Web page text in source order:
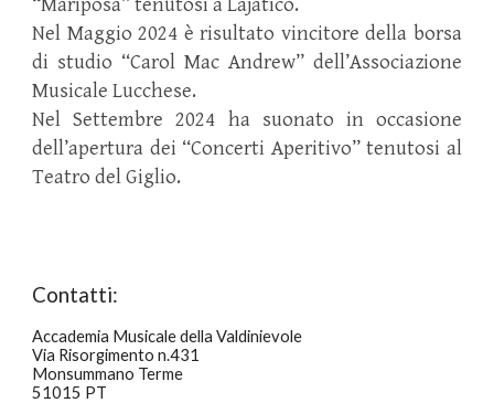
“Mariposa” tenutosi a Lajatico.
Nel Maggio 2024 è risultato vincitore della borsa
di studio “Carol Mac Andrew” dell’Associazione
Musicale Lucchese.
Nel Settembre 2024 ha suonato in occasione
dell’apertura dei “Concerti Aperitivo” tenutosi al
Teatro del Giglio.
Contatti:
Accademia Musicale della Valdinievole
Via Risorgimento n.431
Monsummano Terme
51015 PT